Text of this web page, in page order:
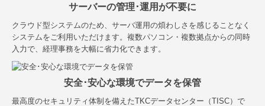
サーバーの管理･運用が不要に
クラウド型システムのため、サーバ運用の煩わしさを感じることなく
システムをご利用いただけます。複数パソコン・複数拠点からの同時
入力で、経理事務を大幅に省力化できます。
安全･安心な環境でデータを保管
最高度のセキュリティ体制を備えたTKCデータセンター（TISC）で